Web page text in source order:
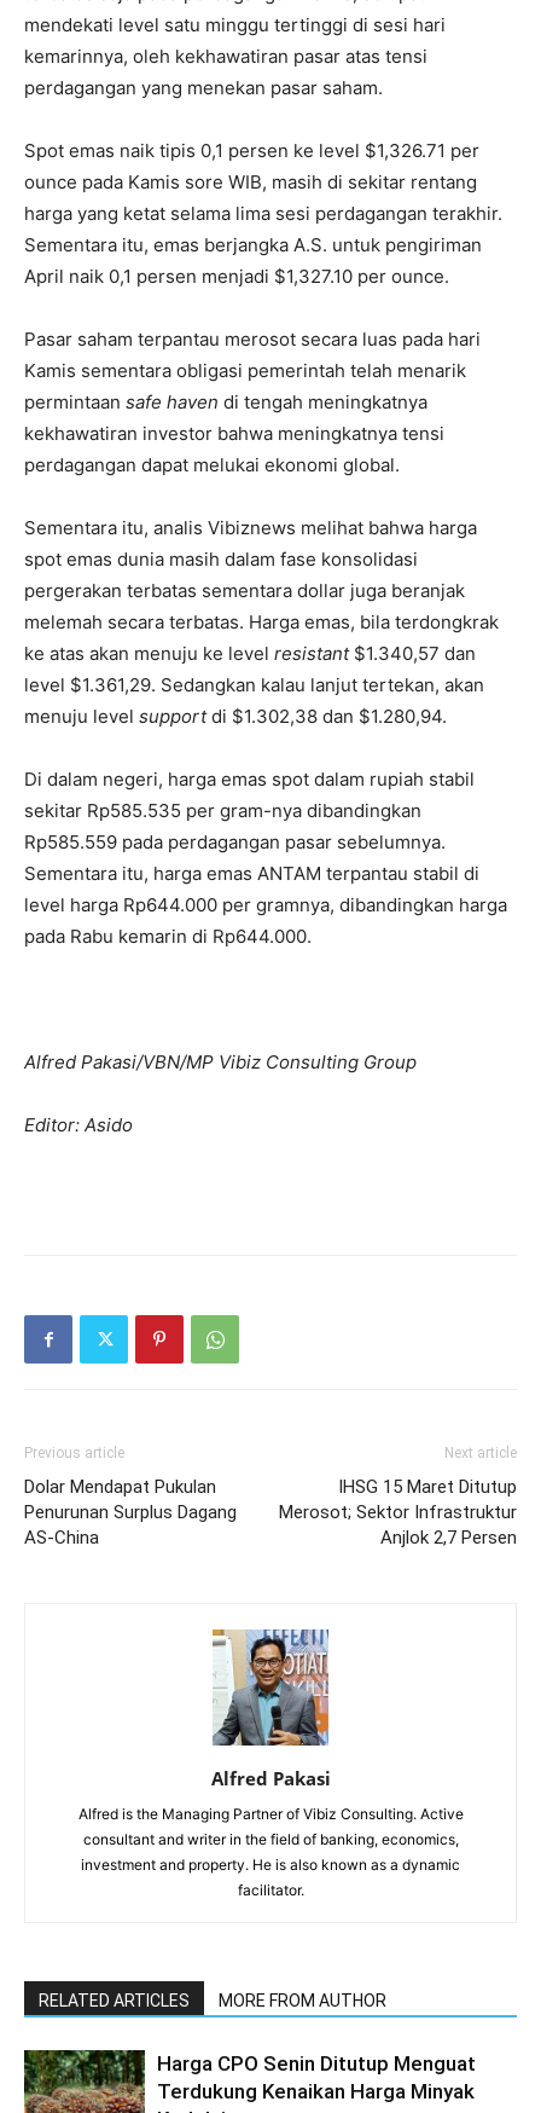
mendekati level satu minggu tertinggi di sesi hari
kemarinnya, oleh kekhawatiran pasar atas tensi
perdagangan yang menekan pasar saham.
Spot emas naik tipis 0,1 persen ke level $1,326.71 per
ounce pada Kamis sore WIB, masih di sekitar rentang
harga yang ketat selama lima sesi perdagangan terakhir.
Sementara itu, emas berjangka A.S. untuk pengiriman
April naik 0,1 persen menjadi $1,327.10 per ounce.
Pasar saham terpantau merosot secara luas pada hari
Kamis sementara obligasi pemerintah telah menarik
permintaan safe haven di tengah meningkatnya
kekhawatiran investor bahwa meningkatnya tensi
perdagangan dapat melukai ekonomi global.
Sementara itu, analis Vibiznews melihat bahwa harga
spot emas dunia masih dalam fase konsolidasi
pergerakan terbatas sementara dollar juga beranjak
melemah secara terbatas. Harga emas, bila terdongkrak
ke atas akan menuju ke level resistant$1.340,57 dan
level $1.361,29. Sedangkan kalau lanjut tertekan, akan
menuju level supportdi $1.302,38 dan $1.280,94.
Di dalam negeri, harga emas spot dalam rupiah stabil
sekitar Rp585.535 per gram-nya dibandingkan
Rp585.559 pada perdagangan pasar sebelumnya.
Sementara itu, harga emas ANTAM terpantau stabil di
level harga Rp644.000 per gramnya, dibandingkan harga
pada Rabu kemarin di Rp644.000.
Alfred Pakasi/VBN/MP Vibiz Consulting Group
Editor: Asido
Previous article
Dolar Mendapat Pukulan
Penurunan Surplus Dagang
AS-China
Next article
IHSG 15 Maret Ditutup
Merosot; Sektor Infrastruktur
Anjlok 2,7 Persen
Alfred Pakasi
Alfred is the Managing Partner of Vibiz Consulting. Active
consultant and writer in the field of banking, economics,
investment and property. He is also known as a dynamic
facilitator.
RELATED ARTICLES MORE FROM AUTHOR
Harga CPO Senin Ditutup Menguat
Terdukung Kenaikan Harga Minyak